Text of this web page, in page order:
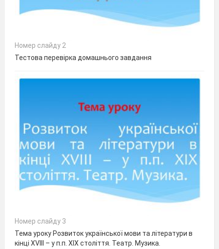
Номер слайду 2
Тестова перевірка домашнього завдання
Номер слайду 3
Тема уроку Розвиток української мови та літератури в
кінці ХVІІІ – у п.п. ХІХ століття. Театр. Музика.